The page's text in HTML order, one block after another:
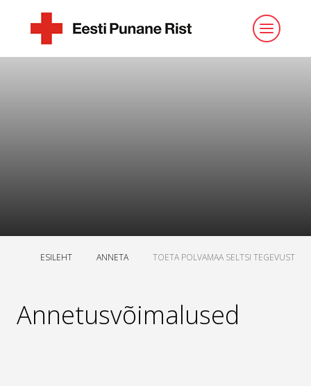
ESILEHT ANNETA TOETA POLVAMAA SELTSI TEGEVUST
Annetusvõimalused